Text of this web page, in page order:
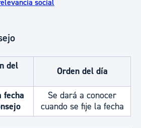
social
del
Orden del día
fecha
Se dará a conocer
cuando se fije la fecha